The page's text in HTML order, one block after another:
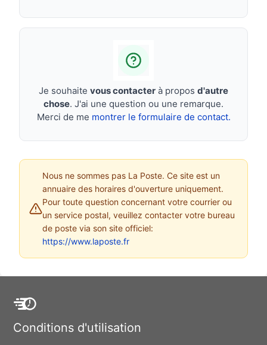
Je souhaite vous contacter à propos d'autre
chose. J'ai une question ou une remarque.
Merci de me montrer le formulaire de contact.
Nous ne sommes pas La Poste. Ce site est un
annuaire des horaires d'ouverture uniquement.
Pour toute question concernant votre courrier ou
un service postal, veuillez contacter votre bureau
de poste via son site officiel:
https://www.laposte.fr
Conditions d'utilisation